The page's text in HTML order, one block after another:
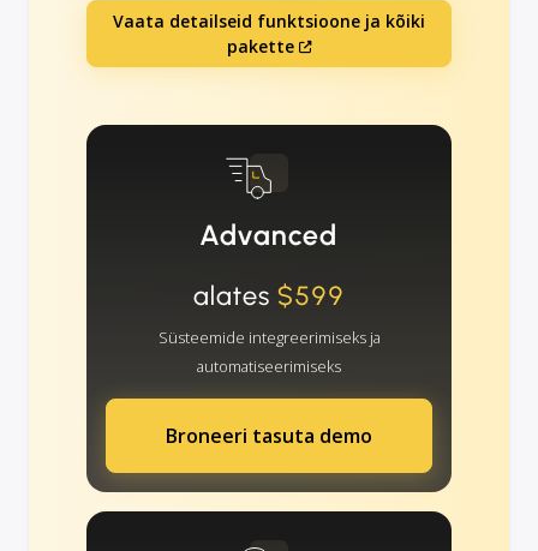
Vaata detailseid funktsioone ja kõiki
pakette
Advanced
alates $599
Süsteemide integreerimiseks ja
automatiseerimiseks
Broneeri tasuta demo